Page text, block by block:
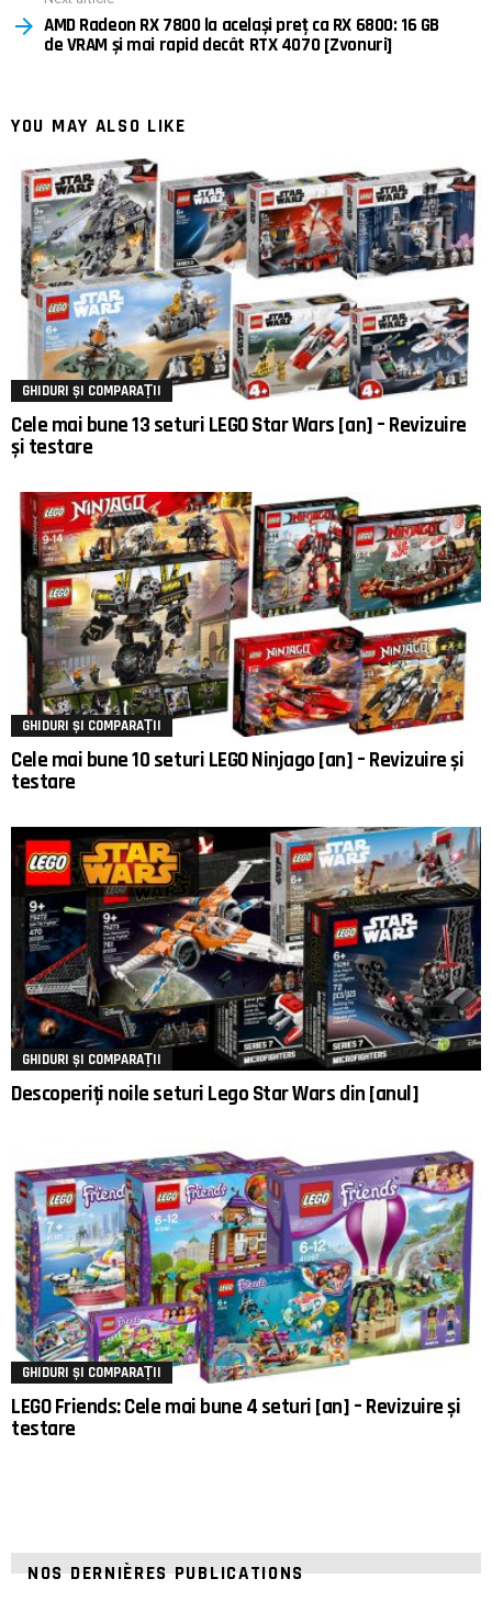
AMD Radeon RX 7800 la același preț ca RX 6800: 16 GB
de VRAM și mai rapid decât RTX 4070 [Zvonuri]
YOU MAY ALSO LIKE
GHIDURI ȘI COMPARAȚII
Cele mai bune 13 seturi LEGO Star Wars [an] – Revizuire
și testare
GHIDURI ȘI COMPARAȚII
Cele mai bune 10 seturi LEGO Ninjago [an] – Revizuire și
testare
GHIDURI ȘI COMPARAȚII
Descoperiți noile seturi Lego Star Wars din [anul]
GHIDURI ȘI COMPARAȚII
LEGO Friends: Cele mai bune 4 seturi [an] – Revizuire și
testare
NOS DERNIÈRES PUBLICATIONS